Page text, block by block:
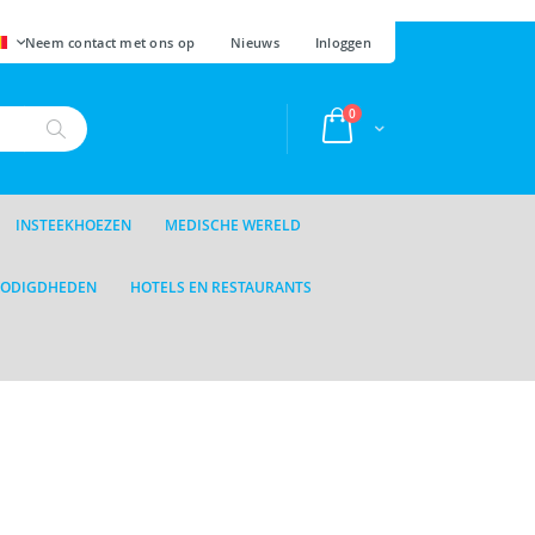
Neem contact met ons op Nieuws Inloggen
Cart
0producten
INSTEEKHOEZEN MEDISCHE WERELD
HOTELS EN RESTAURANTS